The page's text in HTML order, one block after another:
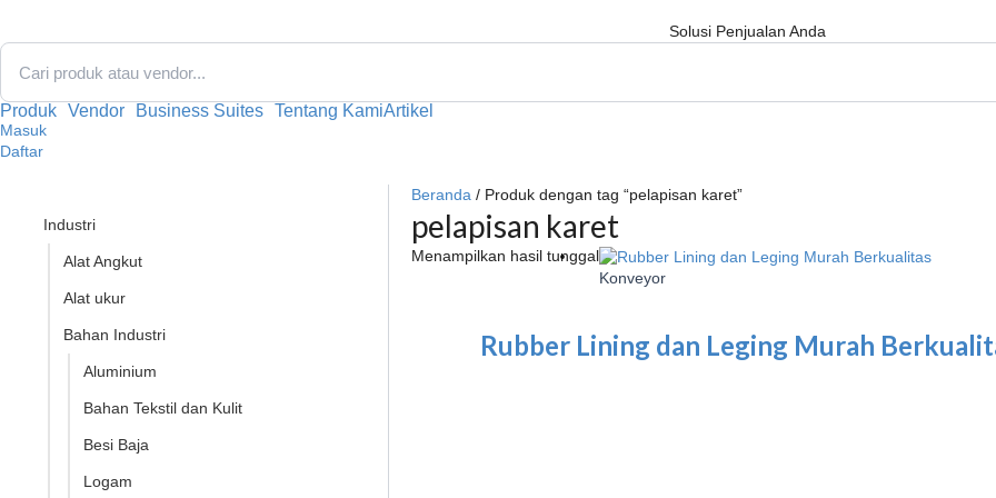
konten
Solusi Penjualan Anda
Produk Vendor Business Suites Tentang KamiArtikel
Masuk
Daftar
Industri
Alat Angkut
Alat ukur
Bahan Industri
Aluminium
Bahan Tekstil dan Kulit
Besi Baja
Logam
Beranda / Produk dengan tag “pelapisan karet”
pelapisan karet
Menampilkan hasil tunggal
Konveyor
Rubber Lining dan Leging Murah